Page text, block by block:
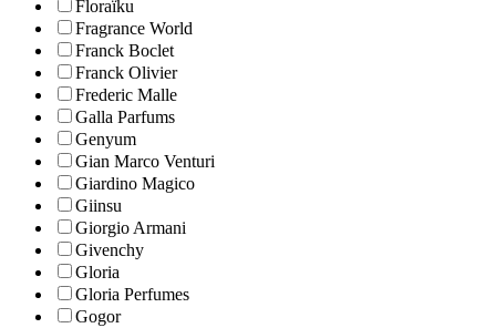
Floraïku
Fragrance World
Franck Boclet
Franck Olivier
Frederic Malle
Galla Parfums
Genyum
Gian Marco Venturi
Giardino Magico
Giinsu
Giorgio Armani
Givenchy
Gloria
Gloria Perfumes
Gogor